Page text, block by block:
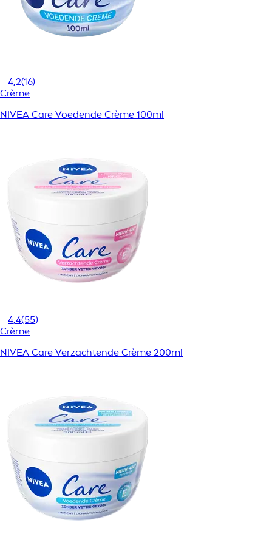
4,2(16)
Crème
NIVEA Care Voedende Crème 100ml
4,4(55)
Crème
NIVEA Care Verzachtende Crème 200ml